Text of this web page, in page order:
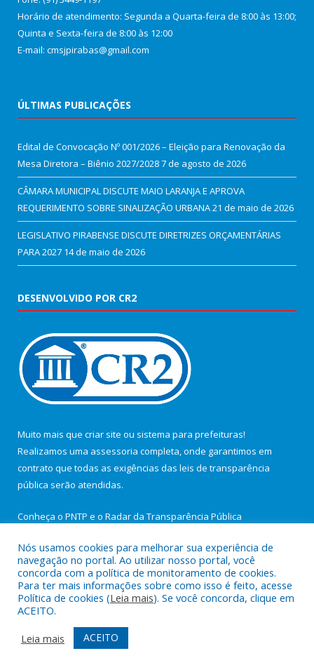
Horário de atendimento: Segunda a Quarta-feira de 8:00 às 13:00;
Quinta e Sexta-feira de 8:00 às 12:00
E-mail: cmsjpirabas@gmail.com
ÚLTIMAS PUBLICAÇÕES
Edital de Convocação Nº 001/2026 – Eleição para Renovação da
Mesa Diretora – Biênio 2027/20287 de agosto de 2026
CÂMARA MUNICIPAL DISCUTE MAIO LARANJA E APROVA
REQUERIMENTO SOBRE SINALIZAÇÃO URBANA21 de maio de 2026
LEGISLATIVO PIRABENSE DISCUTE DIRETRIZES ORÇAMENTÁRIAS
PARA 2027 14 de maio de 2026
DESENVOLVIDO POR CR2
Muito mais que criar site ou sistema para prefeituras!
Realizamos uma assessoria completa, onde garantimos em
contrato que todas as exigências das leis de transparência
pública serão atendidas.
Conheça o PNTP e o Radar da Transparência Pública
Todos os direitos reservados a Câmara Municipal de São João de
Pirabas.
Mapa do Site
Acessar Área Administrativa
Acessar Webmail
Nós usamos cookies para melhorar sua experiência de
navegação no portal. Ao utilizar nosso portal, você
concorda com a política de monitoramento de cookies.
Para ter mais informações sobre como isso é feito, acesse
Política de cookies (Leia mais). Se você concorda, clique em
ACEITO.
Leia mais
ACEITO